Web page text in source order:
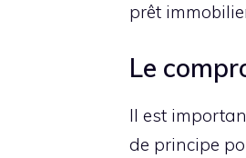
prêt
Le
Il est
de principe